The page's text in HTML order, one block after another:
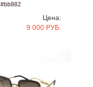
#bb882
Цена:
9 000 РУБ.